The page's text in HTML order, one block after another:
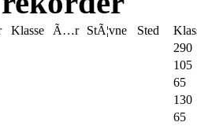
Klasse Ã…r StÃ¦vne Sted
290
105
65
130
65